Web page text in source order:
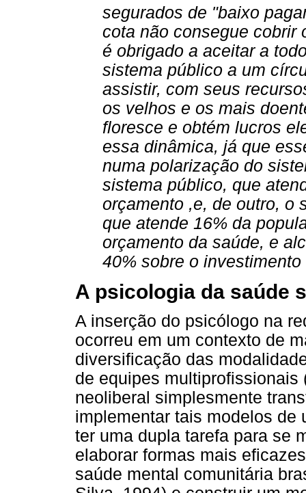
segurados de "baixo
cota não consegue cobrir
é obrigado a aceitar a
sistema público a um
assistir, com seus
os velhos e os mais
floresce e obtém lucros
essa dinâmica, já que
numa polarização do
sistema público, que
orçamento ,e, de outro, o
que atende 16% da
orçamento da saúde, e
40% sobre o
A psicologia da saúde
A inserção do psicólogo na
ocorreu em um contexto de
diversificação das
de equipes
neoliberal simplesmente
implementar tais modelos de
ter uma dupla tarefa para se
elaborar formas mais
saúde mental comunitária